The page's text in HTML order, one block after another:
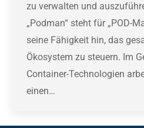
zu verwalten und
„Podman“ steht für „POD-
seine Fähigkeit hin, das
Ökosystem zu steuern. Im
Container-Technologien
einen…